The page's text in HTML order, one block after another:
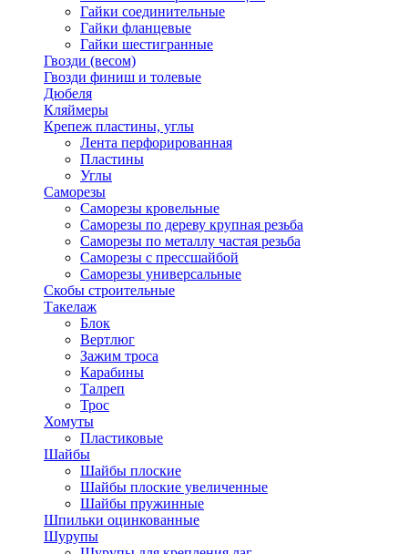
Гайки соединительные
Гайки фланцевые
Гайки шестигранные
Гвозди (весом)
Гвозди финиш и толевые
Дюбеля
Кляймеры
Крепеж пластины, углы
Лента перфорированная
Пластины
Углы
Саморезы
Саморезы кровельные
Саморезы по дереву крупная резьба
Саморезы по металлу частая резьба
Саморезы с прессшайбой
Саморезы универсальные
Скобы строительные
Такелаж
Блок
Вертлюг
Зажим троса
Карабины
Талреп
Трос
Хомуты
Пластиковые
Шайбы
Шайбы плоские
Шайбы плоские увеличенные
Шайбы пружинные
Шпильки оцинкованные
Шурупы